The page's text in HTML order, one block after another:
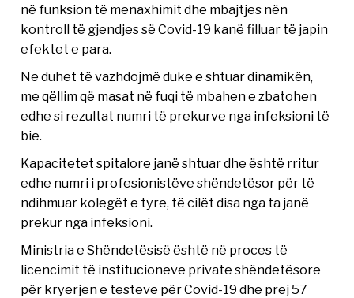
në funksion të menaxhimit dhe mbajtjes nën
kontroll të gjendjes së Covid-19 kanë filluar të japin
efektet e para.
Ne duhet të vazhdojmë duke e shtuar dinamikën,
me qëllim që masat në fuqi të mbahen e zbatohen
edhe si rezultat numri të prekurve nga infeksioni të
bie.
Kapacitetet spitalore janë shtuar dhe është rritur
edhe numri i profesionistëve shëndetësor për të
ndihmuar kolegët e tyre, të cilët disa nga ta janë
prekur nga infeksioni.
Ministria e Shëndetësisë është në proces të
licencimit të institucioneve private shëndetësore
për kryerjen e testeve për Covid-19 dhe prej 57